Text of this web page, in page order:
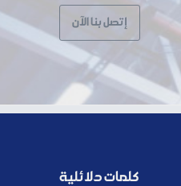
إتصل بنا الآن
كلمات دلائلية